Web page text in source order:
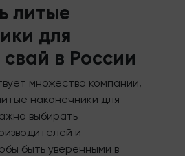
литые
для
в России
множество компаний,
наконечники для
выбирать
и
быть уверенными в